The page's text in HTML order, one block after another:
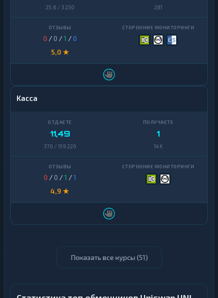
25,6 / 3 230 281
0 / 0 /1 /0
5,0 ★
Касса
11,49
370 / 159 220
1
14 K
0 / 0 /1 /1
4,9 ★
Показать все курсы (51)